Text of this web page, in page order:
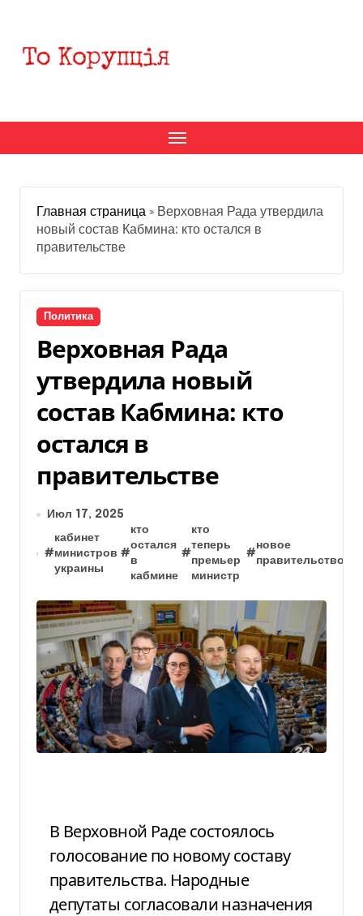
содержанию
Главная страница » Верховная Рада утвердила
новый состав Кабмина: кто остался в
правительстве
Политика
Верховная Рада
утвердила новый
состав Кабмина: кто
остался в
правительстве
Июл 17, 2025
#
кабинет
министров
украины
#
кто
остался
в
кабмине
#
кто
теперь
премьер
министр
#
новое
правительство
В Верховной Раде состоялось
голосование по новому составу
правительства. Народные
депутаты согласовали назначения